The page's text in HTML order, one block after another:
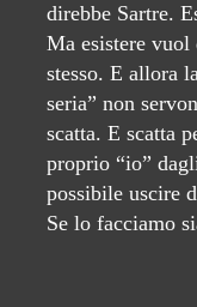
direbbe Sartre.
Ma esistere vuol
stesso. E allora
seria” non
scatta. E scatta
proprio “io”
possibile uscire
Se lo facciamo